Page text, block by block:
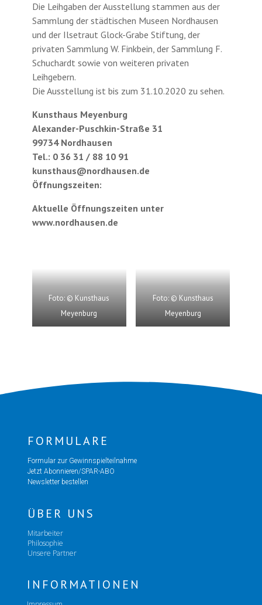
Die Leihgaben der Ausstellung stammen aus der
Sammlung der städtischen Museen Nordhausen
und der Ilsetraut Glock-Grabe Stiftung, der
privaten Sammlung W. Finkbein, der Sammlung F.
Schuchardt sowie von weiteren privaten
Leihgebern.
Die Ausstellung ist bis zum 31.10.2020 zu sehen.
Kunsthaus Meyenburg
Alexander-Puschkin-Straße 31
99734 Nordhausen
Tel.: 0 36 31 / 88 10 91
kunsthaus@nordhausen.de
Öffnungszeiten:
Aktuelle Öffnungszeiten unter
www.nordhausen.de
Foto: © Kunsthaus
Meyenburg
Foto: © Kunsthaus
Meyenburg
FORMULARE
Formular zur Gewinnspielteilnahme
Jetzt Abonnieren/SPAR-ABO
Newsletter bestellen
ÜBER UNS
Mitarbeiter
Philosophie
Unsere Partner
INFORMATIONEN